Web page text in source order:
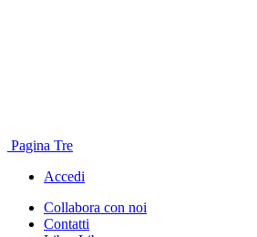
Pagina Tre
Accedi
Collabora con noi
Contatti